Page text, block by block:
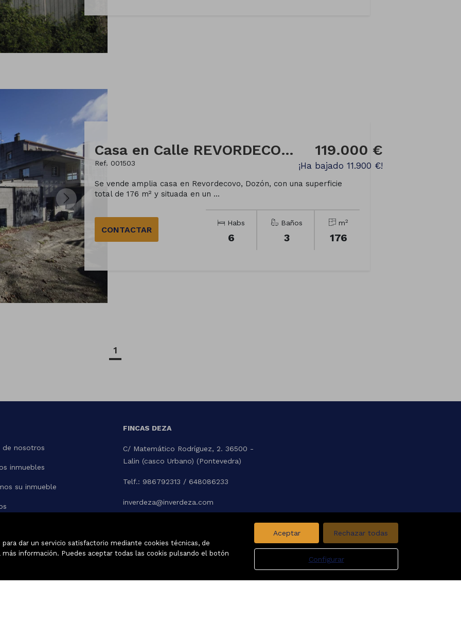
dar un servicio satisfactorio mediante cookies técnicas, de
más información. Puedes aceptar todas las cookis pulsando el botón
Aceptar Rechazar todas
Configurar
Casa en Calle REVORDECOVO
Ref. 001503
119.000 €
¡Ha bajado 11.900 €!
Se vende amplia casa en Revordecovo, Dozón, con una superficie
total de 176 m² y situada en un ...
CONTACTAR
Habs
6
Baños
3
m2
176
1
de nosotros
inmuebles
su inmueble
FINCAS DEZA
C/ Matemático Rodríguez, 2. 36500 -
Lalin (casco Urbano) (Pontevedra)
Telf.: 986792313 / 648086233
inverdeza@inverdeza.com